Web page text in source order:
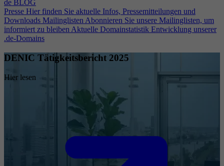
de BLOG
Presse Hier finden Sie aktuelle Infos, Pressemitteilungen und
Downloads Mailinglisten Abonnieren Sie unsere Mailinglisten, um
informiert zu bleiben Aktuelle Domainstatistik Entwicklung unserer
.de-Domains
DENIC Tätigkeitsbericht 2025
Hier lesen